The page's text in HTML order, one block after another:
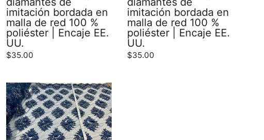
imitación bordada en
malla de red 100 %
poliéster | Encaje EE.
UU.
$35.00
imitación bordada en
malla de red 100 %
poliéster | Encaje EE.
UU.
$35.00